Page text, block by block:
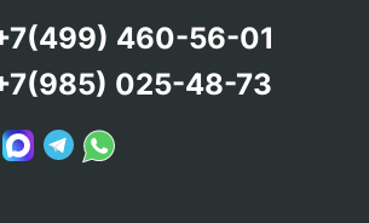
460-56-01
025-48-73